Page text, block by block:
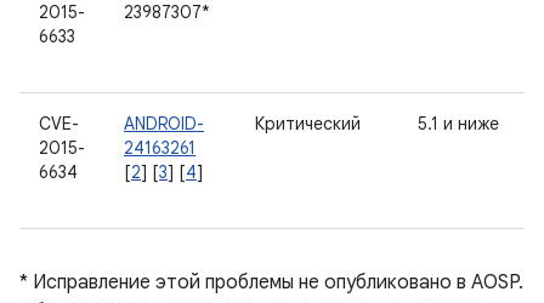
2015-
6633
23987307*
CVE-
2015-
6634
ANDROID-
24163261
[2] [3] [4]
Критический 5.1 и ниже
* Исправление этой проблемы не опубликовано в AOSP.